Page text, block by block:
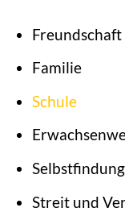
Freundschaft
Familie
Schule
Selbstfindung
Streit und